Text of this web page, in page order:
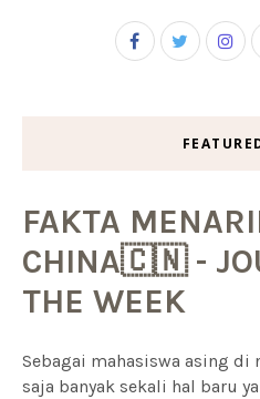
FAKTA
CHINA🇨🇳 -
THE WEEK
Sebagai mahasiswa asing
saja banyak sekali hal baru